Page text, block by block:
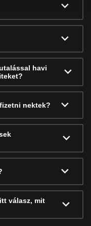
havi
nektek?
válasz, mit